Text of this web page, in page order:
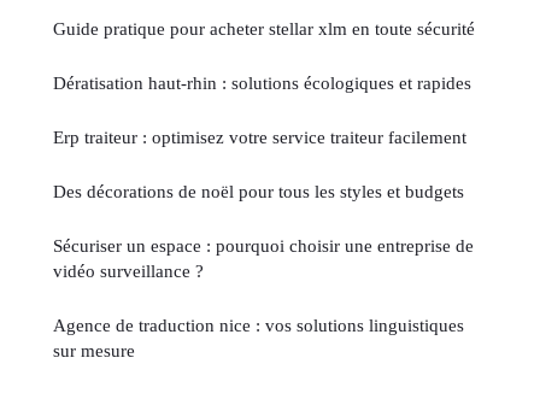
Guide pratique pour acheter stellar xlm en toute sécurité
Dératisation haut-rhin : solutions écologiques et rapides
Erp traiteur : optimisez votre service traiteur facilement
Des décorations de noël pour tous les styles et budgets
Sécuriser un espace : pourquoi choisir une entreprise de
vidéo surveillance ?
Agence de traduction nice : vos solutions linguistiques
sur mesure